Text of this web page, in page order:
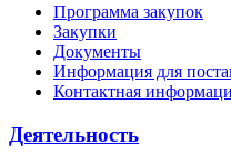
Программа закупок
Закупки
Документы
Информация для
Контактная
Деятельность